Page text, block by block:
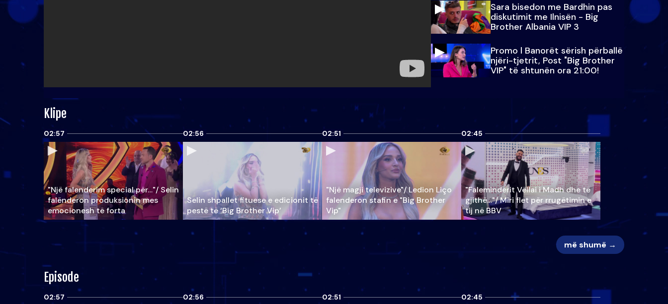
Sara bisedon me Bardhin pas
diskutimit me Ilnisën - Big
Brother Albania VIP 3
Promo l Banorët sërish përballë
njëri-tjetrit, Post "Big Brother
VIP" të shtunën ora 21:00!
Klipe
02:57
"Një falenderim special për…"/ Selin
falënderon produksionin mes
emocionesh të forta
02:56
Selin shpallet fituese e edicionit të
pestë të ‘Big Brother Vip’
02:51
"Një magji televizive"/ Ledion Liço
falenderon stafin e "Big Brother
Vip"
02:45
"Faleminderit Vëllai i Madh dhe të
gjithë…"/ Miri flet për rrugëtimin e
tij në BBV
më shumë →
Episode
02:57 02:56 02:51 02:45